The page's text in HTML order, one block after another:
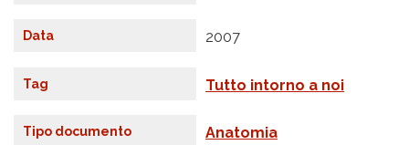
Data 2007
Tag Tutto intorno a noi
Tipo documento Anatomia